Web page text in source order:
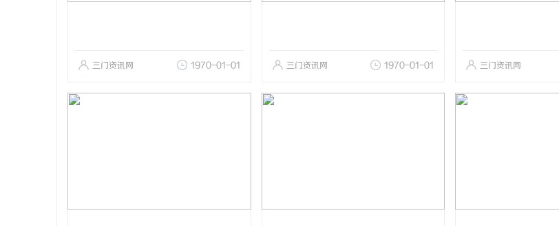
三门资讯网 1970-01-01 三门资讯网 1970-01-01 三门资讯网